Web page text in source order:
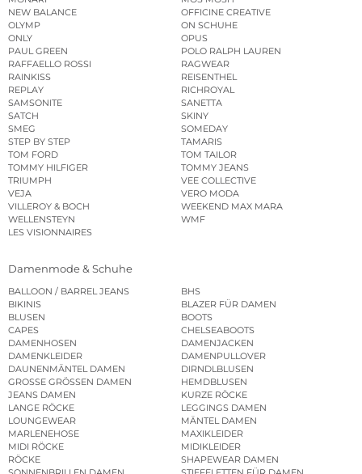
NEW BALANCE
OFFICINE CREATIVE
OLYMP
ON SCHUHE
ONLY
OPUS
PAUL GREEN
POLO RALPH LAUREN
RAFFAELLO ROSSI
RAGWEAR
RAINKISS
REISENTHEL
REPLAY
RICHROYAL
SAMSONITE
SANETTA
SATCH
SKINY
SMEG
SOMEDAY
STEP BY STEP
TAMARIS
TOM FORD
TOM TAILOR
TOMMY HILFIGER
TOMMY JEANS
TRIUMPH
VEE COLLECTIVE
VEJA
VERO MODA
VILLEROY & BOCH
WEEKEND MAX MARA
WELLENSTEYN
WMF
LES VISIONNAIRES
Damenmode & Schuhe
BALLOON / BARREL JEANS
BHS
BIKINIS
BLAZER FÜR DAMEN
BLUSEN
BOOTS
CAPES
CHELSEABOOTS
DAMENHOSEN
DAMENJACKEN
DAMENKLEIDER
DAMENPULLOVER
DAUNENMÄNTEL DAMEN
DIRNDLBLUSEN
GROSSE GRÖSSEN DAMEN
HEMDBLUSEN
JEANS DAMEN
KURZE RÖCKE
LANGE RÖCKE
LEGGINGS DAMEN
LOUNGEWEAR
MÄNTEL DAMEN
MARLENEHOSE
MAXIKLEIDER
MIDI RÖCKE
MIDIKLEIDER
RÖCKE
SHAPEWEAR DAMEN